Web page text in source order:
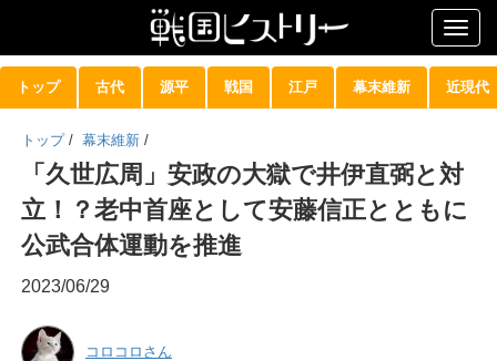
トップ 古代 源平 戦国 江戸 幕末維新 近現代
トップ / 幕末維新 /
「久世広周」安政の大獄で井伊直弼と対
立！？老中首座として安藤信正とともに
公武合体運動を推進
2023/06/29
コロコロさん